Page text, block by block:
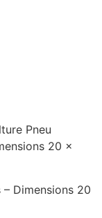
Pneu
20 x
Dimensions 20